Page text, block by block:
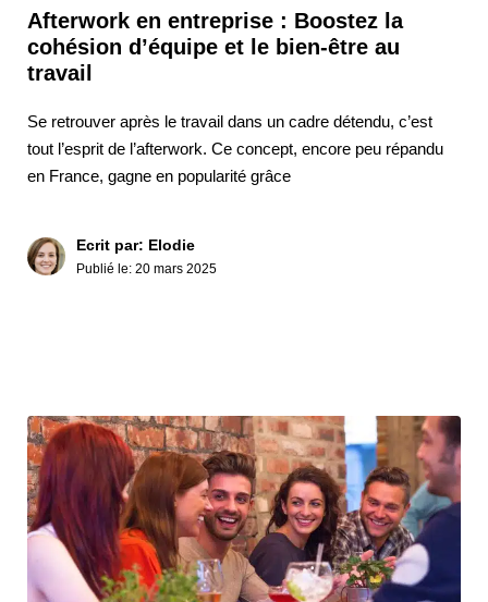
Afterwork en entreprise : Boostez la
cohésion d’équipe et le bien-être au
travail
Se retrouver après le travail dans un cadre détendu, c’est
tout l’esprit de l’afterwork. Ce concept, encore peu répandu
en France, gagne en popularité grâce
Ecrit par: Elodie
Publié le: 20 mars 2025